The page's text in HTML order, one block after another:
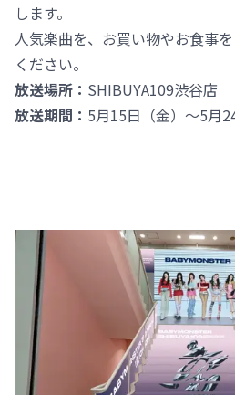
します。
人気楽曲を、お買い物やお食事
ください。
放送場所： SHIBUYA109渋谷店
放送期間： 5月15日（金）～5月